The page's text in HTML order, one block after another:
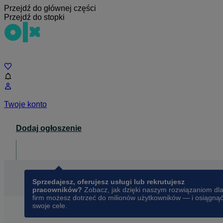
Przejdź do głównej części
Przejdź do stopki
Twoje konto
Dodaj ogłoszenie
Sprzedajesz, oferujesz usługi lub rekrutujesz
pracowników? Zobacz, jak dzięki naszym rozwiązaniom dla
firm możesz dotrzeć do milionów użytkowników — i osiągnąć
swoje cele.